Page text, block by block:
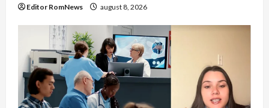
Editor RomNews august 8, 2026